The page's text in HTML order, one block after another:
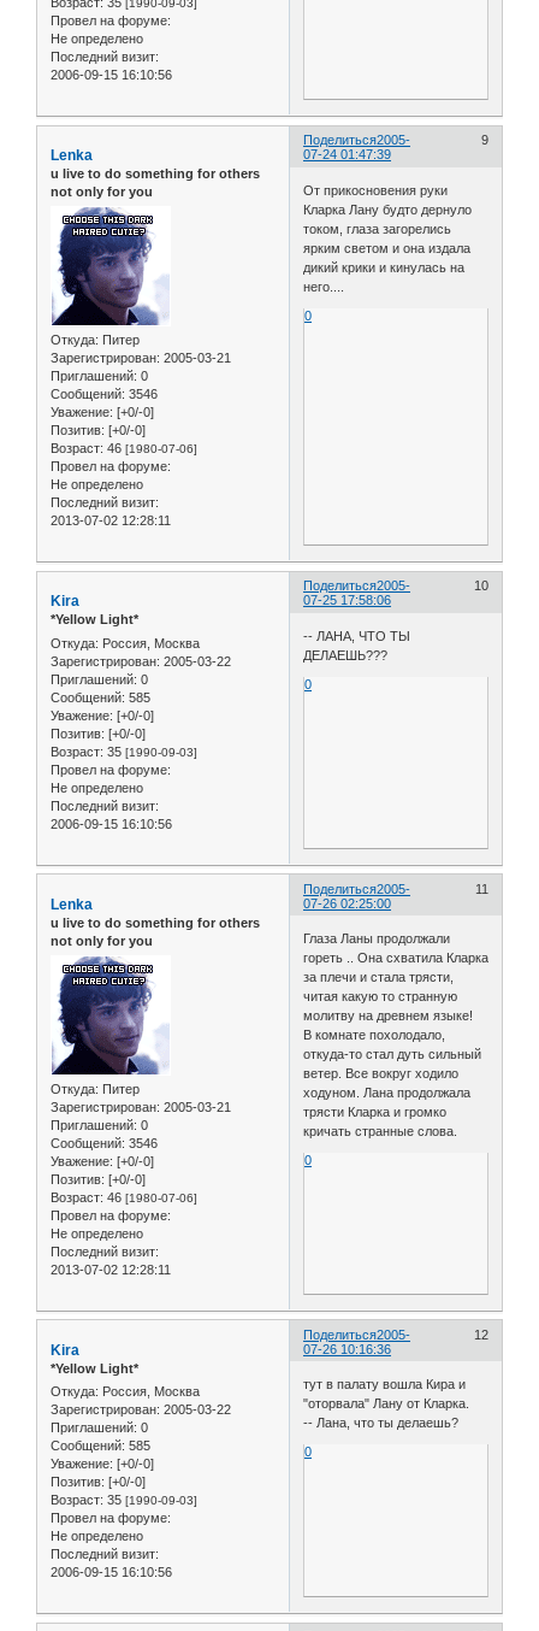
[1990-09-03]
Провел на форуме:
Не определено
Последний визит:
2006-09-15 16:10:56
Поделиться 9
2005-
07-24 01:47:39
Lenka
u live to do something for others
not only for you
Откуда: Питер
Зарегистрирован: 2005-03-21
Приглашений: 0
Сообщений: 3546
Уважение: [+0/-0]
Позитив: [+0/-0]
Возраст: 46 [1980-07-06]
Провел на форуме:
Не определено
Последний визит:
2013-07-02 12:28:11
От прикосновения руки
Кларка Лану будто дернуло
током, глаза загорелись
ярким светом и она издала
дикий крики и кинулась на
него....
0
Поделиться 10
2005-
07-25 17:58:06
Kira
*Yellow Light*
Откуда: Россия, Москва
Зарегистрирован: 2005-03-22
Приглашений: 0
Сообщений: 585
Уважение: [+0/-0]
Позитив: [+0/-0]
Возраст: 35 [1990-09-03]
Провел на форуме:
Не определено
Последний визит:
2006-09-15 16:10:56
-- ЛАНА, ЧТО ТЫ
ДЕЛАЕШЬ???
0
Поделиться 11
2005-
07-26 02:25:00
Lenka
u live to do something for others
not only for you
Откуда: Питер
Зарегистрирован: 2005-03-21
Приглашений: 0
Сообщений: 3546
Уважение: [+0/-0]
Позитив: [+0/-0]
Возраст: 46 [1980-07-06]
Провел на форуме:
Не определено
Последний визит:
2013-07-02 12:28:11
Глаза Ланы продолжали
гореть .. Она схватила Кларка
за плечи и стала трясти,
читая какую то странную
молитву на древнем языке!
В комнате похолодало,
откуда-то стал дуть сильный
ветер. Все вокруг ходило
ходуном. Лана продолжала
трясти Кларка и громко
кричать странные слова.
0
Поделиться 12
2005-
07-26 10:16:36
Kira
*Yellow Light*
Откуда: Россия, Москва
Зарегистрирован: 2005-03-22
Приглашений: 0
Сообщений: 585
Уважение: [+0/-0]
Позитив: [+0/-0]
Возраст: 35 [1990-09-03]
Провел на форуме:
Не определено
Последний визит:
2006-09-15 16:10:56
тут в палату вошла Кира и
"оторвала" Лану от Кларка.
-- Лана, что ты делаешь?
0